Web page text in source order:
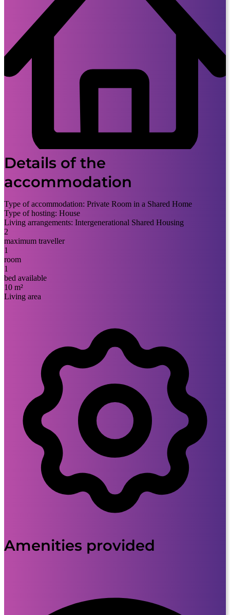
Details of the
accommodation
Type of accommodation: Private Room in a Shared Home
Type of hosting: House
Living arrangements: Intergenerational Shared Housing
2
maximum traveller
1
room
1
bed available
10 m²
Living area
Amenities provided